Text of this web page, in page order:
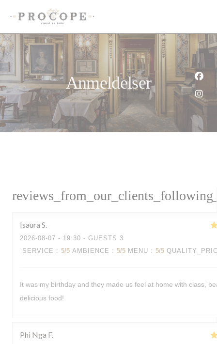
Anmeldelser
Isaura S
2026-08-07 - 19:30 - GUESTS 3
SERVICE : 5/5 AMBIENCE : 5/5 MENU : 5/5
It was my birthday and they made us feel at home with class,
delicious food!
Phi Nga F